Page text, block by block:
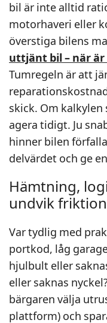
bil är inte alltid
motorhaveri eller
överstiga bilens
uttjänt bil – när
Tumregeln är att
skick. Om kalkylen
agera tidigt. Ju
hinner bilen
delvärdet och ge
Hämtning,
undvik friktion
Var tydlig med
portkod, låg
hjulbult eller
eller saknas
bärgaren välja
plattform) och